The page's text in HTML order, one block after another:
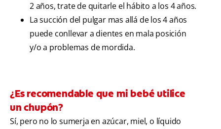
2 años, trate de quitarle el hábito a los 4 años.
La succión del pulgar mas allá de los 4 años
puede conllevar a dientes en mala posición
y/o a problemas de mordida.
¿Es recomendable que mi bebé utilice
un chupón?
Sí, pero no lo sumerja en azúcar, miel, o líquido